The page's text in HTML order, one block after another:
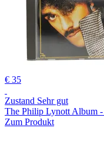
€ 35
Zustand Sehr gut
The Philip Lynott Album
Zum Produkt